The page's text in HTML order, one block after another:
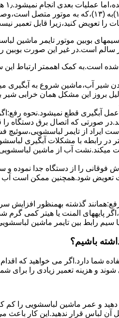
ﻫﯿﺪرواﺳﺘﺎت،میبایست ﮐﻨﺘﺎﮐﺖ ﻣﺸﺘﺮک
را ﺗﻌﻮﯾﺾ ﮐﻨﯿﺪ،زﯾﺮا قابل ﺗﻌﻤﯿﺮ
اﺳﺖ.در ﻏﯿﺮ اﯾﻦ ﺻﻮرت ﺑﻮﺑﯿﻦ را
ﺷﺪه اﺳﺖ.به کمک اهممتر ارﺗﺒﺎط
ﺷﺪن ﺷﯿﺮ آب،ﻣﺎﺷﯿﻦ ﺷﺮوع ﺑﻪ
بروز این مشکل همان خرابی
و ﻋﻤﻞ آﺑﮕﯿﺮی ﻗﻄﻊ نمیشود.نحوه
که اتصال برق دستگاه را
ایراد از تایمر
رابطه با مشکلات آبگیری
ﻧﺸﺖ میکند.نشت آب از ماشین
ﻓﻮﻗﺎﻧﯽ را از دستگاه ﺟﺪا
ﺗﻌﻮﯾﺾ شود.همچنین ﻣﻤﮑﻦ اﺳﺖ آب
ﺑﺮق،اﮔﺮ پایههای اﻟﻤﻨﺖ یا هیتر
ﺳﯿﻢ راﺑﻂ ﺑﯿﻦ ﺗﺎﯾﻤﺮ ماشین
باشیم؟
شما دارد.اگر می خواهید که
شما ایجاد می کنند.در ادامه ۵ راه حل برای بالا
دهید و عمر ماشین لباسشویی